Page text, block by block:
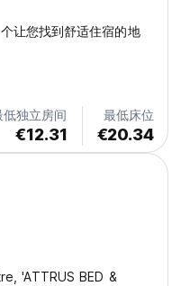
让您找到舒适住宿的地
低独立房间
€12.31
最低床位
€20.34
'ATTRUS BED &